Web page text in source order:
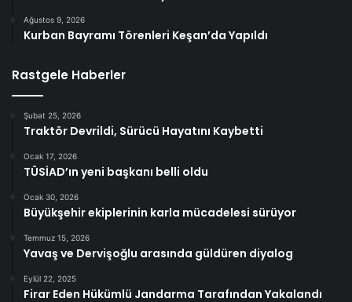
Ağustos 9, 2026
Kurban Bayramı Törenleri Keşan’da Yapıldı
Rastgele Haberler
Şubat 25, 2026
Traktör Devrildi, Sürücü Hayatını Kaybetti
Ocak 17, 2026
TÜSİAD’ın yeni başkanı belli oldu
Ocak 30, 2026
Büyükşehir ekiplerinin karla mücadelesi sürüyor
Temmuz 15, 2026
Yavaş ve Dervişoğlu arasında güldüren diyalog
Eylül 22, 2025
Firar Eden Hükümlü Jandarma Tarafından Yakalandı